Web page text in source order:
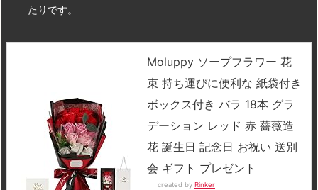
たりです。
Moluppy ソープフラワー 花
束 持ち運びに便利な 紙袋付き
ボックス付き バラ 18本 グラ
デーション レッド 赤 薔薇造
花 誕生日 記念日 お祝い 送別
会 ギフト プレゼント
created by Rinker